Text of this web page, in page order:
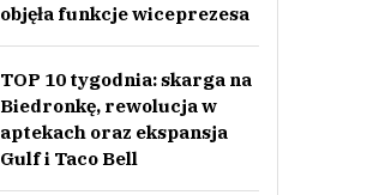
Anuluj
objęła funkcje wiceprezesa
TOP 10 tygodnia: skarga na
Biedronkę, rewolucja w
aptekach oraz ekspansja
Gulf i Taco Bell